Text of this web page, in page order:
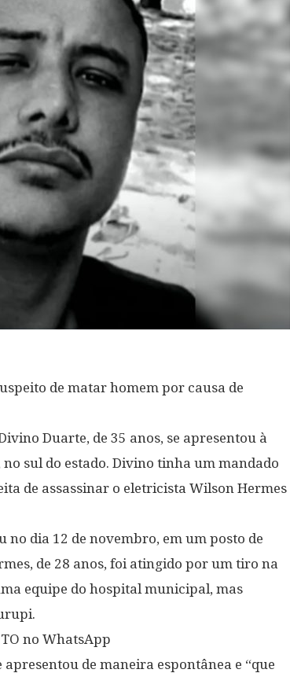
de matar homem por causa de
Duarte, de 35 anos, se apresentou à
sul do estado. Divino tinha um mandado
de assassinar o eletricista Wilson Hermes
no dia 12 de novembro, em um posto de
de 28 anos, foi atingido por um tiro na
equipe do hospital municipal, mas
no WhatsApp
de maneira espontânea e “que